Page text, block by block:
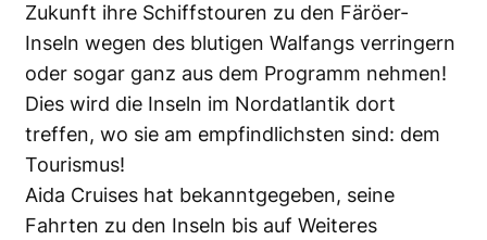
Zukunft ihre Schiffstouren zu den Färöer-
Inseln wegen des blutigen Walfangs verringern
oder sogar ganz aus dem Programm nehmen!
Dies wird die Inseln im Nordatlantik dort
treffen, wo sie am empfindlichsten sind: dem
Tourismus!
Aida Cruises hat bekanntgegeben, seine
Fahrten zu den Inseln bis auf Weiteres